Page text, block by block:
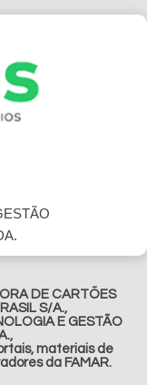
DE CARTÕES
S/A.,
E GESTÃO
materiais de
da FAMAR.